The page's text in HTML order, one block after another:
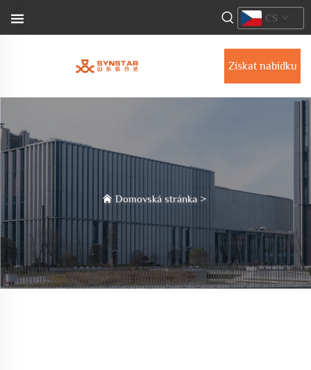
Získat nabídku
CS
Domovská stránka >